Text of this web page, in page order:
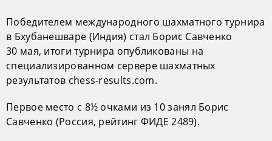
Победителем международного шахматного турнира
в Бхубанешваре (Индия) стал Борис Савченко
30 мая, итоги турнира опубликованы на
специализированном сервере шахматных
результатов chess-results.com.
Первое место с 8½ очками из 10 занял Борис
Савченко (Россия, рейтинг ФИДЕ 2489).